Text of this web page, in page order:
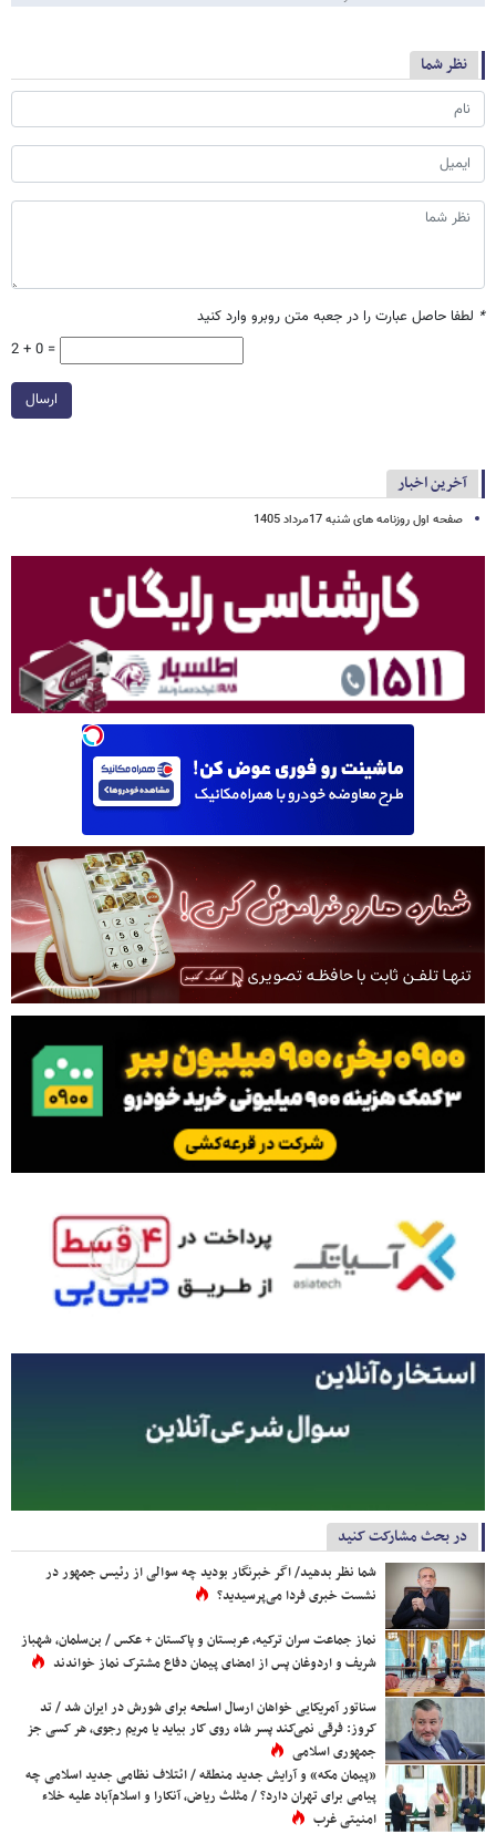
نظر شما
* لطفا حاصل عبارت را در جعبه متن روبرو وارد کنید
2 + 0 =
ارسال
آخرین اخبار
صفحه اول روزنامه های شنبه 17مرداد 1405
در بحث مشارکت کنید
شما نظر بدهید/ اگر خبرنگار بودید چه سوالی از رئیس جمهور در
نشست خبری فردا می‌پرسیدید؟
نماز جماعت سران ترکیه، عربستان و پاکستان + عکس / بن‌سلمان، شهباز
شریف و اردوغان پس از امضای پیمان دفاع مشترک نماز خواندند
سناتور آمریکایی خواهان ارسال اسلحه برای شورش در ایران شد / تد
کروز: فرقی نمی‌کند پسر شاه روی کار بیاید یا مریم رجوی، هر کسی جز
جمهوری اسلامی
«پیمان مکه» و آرایش جدید منطقه / ائتلاف نظامی جدید اسلامی چه
پیامی برای تهران دارد؟ / مثلث ریاض، آنکارا و اسلام‌آباد علیه خلاء
امنیتی غرب